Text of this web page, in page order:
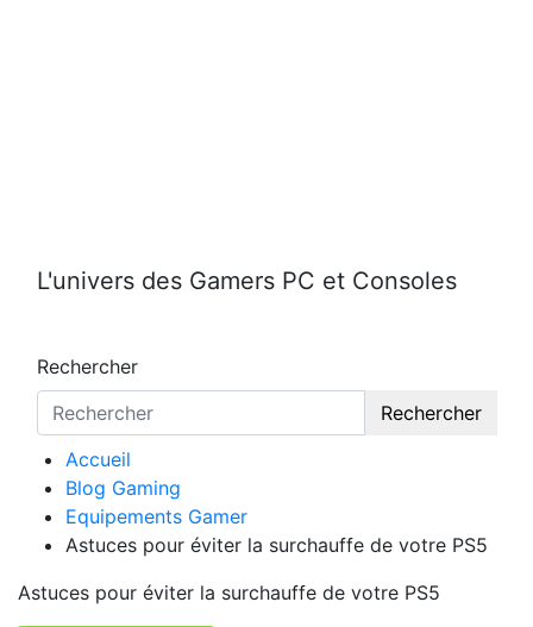
L'univers des Gamers PC et Consoles
Rechercher
Rechercher
Accueil
Blog Gaming
Equipements Gamer
Astuces pour éviter la surchauffe de votre PS5
Astuces pour éviter la surchauffe de votre PS5